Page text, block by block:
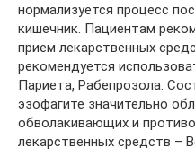
нормализуется процесс
кишечник. Пациентам
прием лекарственных
рекомендуется
Париета, Рабепрозола.
эзофагите значительно
обволакивающих и
лекарственных средств –